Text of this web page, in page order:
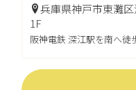
兵庫県神戸市東灘
1F
阪神電鉄 深江駅を南へ徒